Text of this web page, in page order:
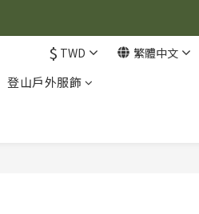
$ TWD 繁體中文
登山戶外服飾